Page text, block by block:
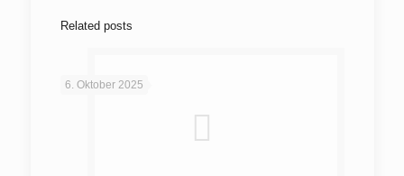
Related posts
6. Oktober 2025